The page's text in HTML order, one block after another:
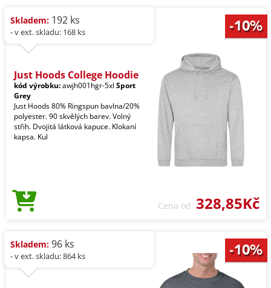
Skladem: 192 ks
- v ext. skladu: 168 ks
Just Hoods College Hoodie
kód výrobku:awjh001hgr-5xl Sport
Grey
Just Hoods 80% Ringspun bavlna/20%
polyester. 90 skvělých barev. Volný
střih. Dvojitá látková kapuce. Klokaní
kapsa. Kul
Cena od 328,85Kč
Skladem: 96 ks
- v ext. skladu: 864 ks